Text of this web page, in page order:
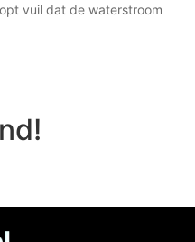
vuil dat de waterstroom